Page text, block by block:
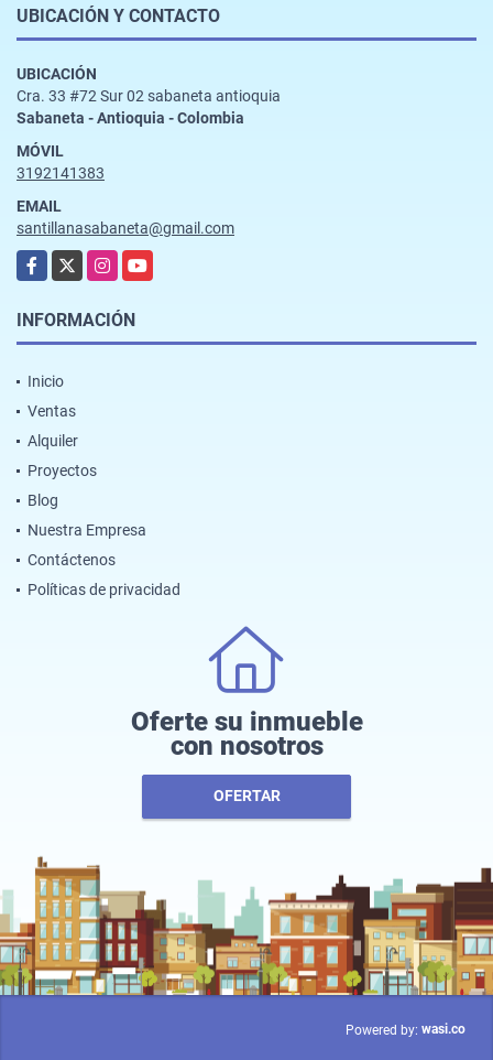
UBICACIÓN Y CONTACTO
UBICACIÓN
Cra. 33 #72 Sur 02 sabaneta antioquia
Sabaneta - Antioquia - Colombia
MÓVIL
3192141383
EMAIL
santillanasabaneta@gmail.com
Facebook
X InstagramYouTube
INFORMACIÓN
Inicio
Ventas
Alquiler
Proyectos
Blog
Nuestra Empresa
Contáctenos
Políticas de privacidad
Oferte su inmueble
con nosotros
OFERTAR
Powered by: wasi.co